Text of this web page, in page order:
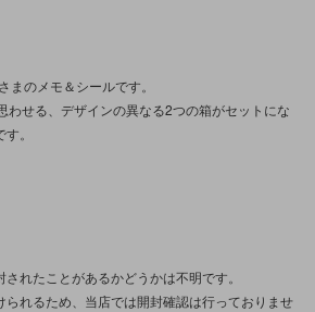
のメモ＆シールです。
わせる、デザインの異なる2つの箱がセットにな
。
れたことがあるかどうかは不明です。
られるため、当店では開封確認は行っておりませ